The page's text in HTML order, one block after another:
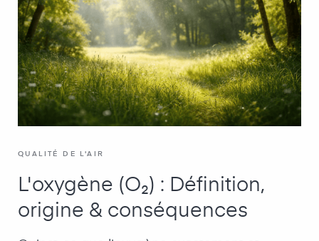
QUALITÉ DE L'AIR
L'oxygène (O₂) : Définition,
origine & conséquences